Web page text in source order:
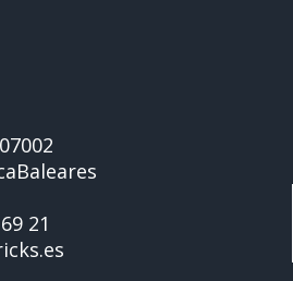
07002
Baleares
21